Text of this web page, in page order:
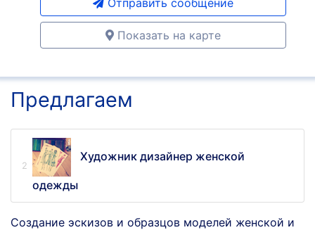
Отправить сообщение
Показать на карте
Предлагаем
Художник дизайнер женской
одежды
Создание эскизов и образцов моделей женской и